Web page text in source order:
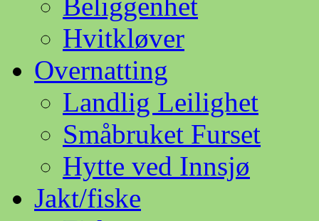
Hvitkløver
Overnatting
Landlig Leilighet
Småbruket Furset
Hytte ved Innsjø
Jakt/fiske